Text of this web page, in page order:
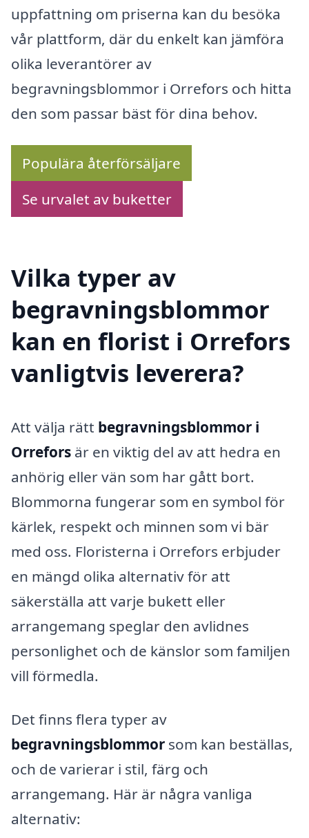
uppfattning om priserna kan du besöka
vår plattform, där du enkelt kan jämföra
olika leverantörer av
begravningsblommor i Orrefors och hitta
den som passar bäst för dina behov.
Populära återförsäljare
Se urvalet av buketter
Vilka typer av
begravningsblommor
kan en florist i Orrefors
vanligtvis leverera?
Att välja rätt begravningsblommor i
Orrefors är en viktig del av att hedra en
anhörig eller vän som har gått bort.
Blommorna fungerar som en symbol för
kärlek, respekt och minnen som vi bär
med oss. Floristerna i Orrefors erbjuder
en mängd olika alternativ för att
säkerställa att varje bukett eller
arrangemang speglar den avlidnes
personlighet och de känslor som familjen
vill förmedla.
Det finns flera typer av
begravningsblommor som kan beställas,
och de varierar i stil, färg och
arrangemang. Här är några vanliga
alternativ: